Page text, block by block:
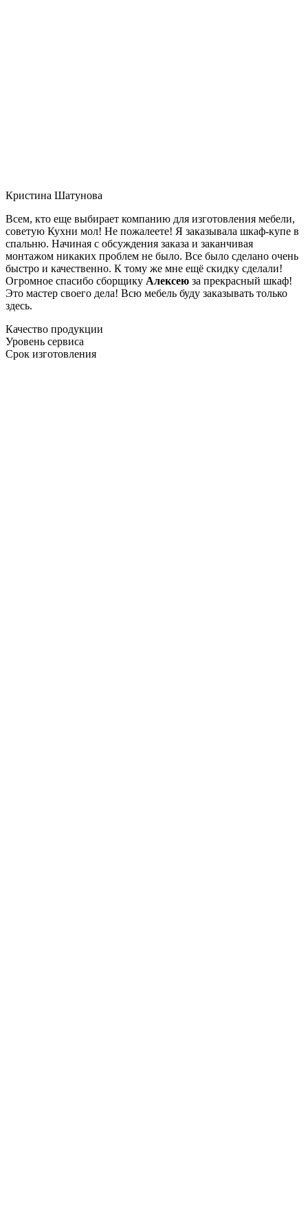
Кристина Шатунова
Всем, кто еще выбирает компанию для изготовления мебели,
советую Кухни мол! Не пожалеете! Я заказывала шкаф-купе в
спальню. Начиная с обсуждения заказа и заканчивая
монтажом никаких проблем не было. Все было сделано очень
быстро и качественно. К тому же мне ещё скидку сделали!
Огромное спасибо сборщику Алексею за прекрасный шкаф!
Это мастер своего дела! Всю мебель буду заказывать только
здесь.
Качество продукции
Уровень сервиса
Срок изготовления